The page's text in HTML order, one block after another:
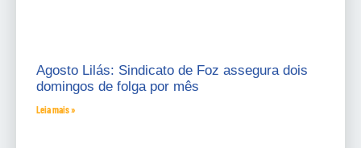
Agosto Lilás: Sindicato de Foz assegura dois
domingos de folga por mês
Leia mais »